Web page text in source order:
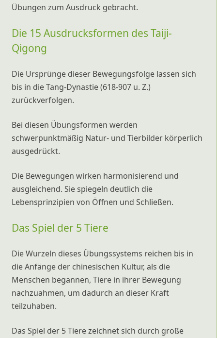
Übungen zum Ausdruck gebracht.
Die 15 Ausdrucksformen des Taiji-
Qigong
Die Ursprünge dieser Bewegungsfolge lassen sich
bis in die Tang-Dynastie (618-907 u. Z.)
zurückverfolgen.
Bei diesen Übungsformen werden
schwerpunktmäßig Natur- und Tierbilder körperlich
ausgedrückt.
Die Bewegungen wirken harmonisierend und
ausgleichend. Sie spiegeln deutlich die
Lebensprinzipien von Öffnen und Schließen.
Das Spiel der 5 Tiere
Die Wurzeln dieses Übungssystems reichen bis in
die Anfänge der chinesischen Kultur, als die
Menschen begannen, Tiere in ihrer Bewegung
nachzuahmen, um dadurch an dieser Kraft
teilzuhaben.
Das Spiel der 5 Tiere zeichnet sich durch große